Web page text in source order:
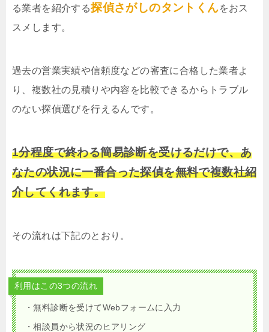
る業者を紹介する探偵さがしのタントくんをおス
スメします。
過去の営業実績や信頼度などの審査に合格した業者よ
り、複数社の見積りや内容を比較できるからトラブル
のない探偵選びを行えるんです。
1分程度で終わる簡易診断を受けるだけで、あ
なたの状況に一番合った探偵を無料で複数社紹
介してくれます。
その流れは下記のとおり。
利用はこの3つの流れ
・無料診断を受けてWebフォームに入力
・相談員から状況のヒアリング